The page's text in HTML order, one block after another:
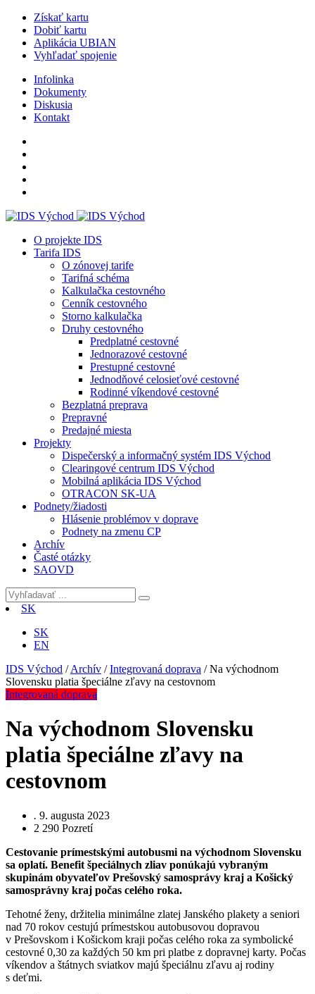
Získať kartu
Dobiť kartu
Aplikácia UBIAN
Vyhľadať spojenie
Infolinka
Dokumenty
Diskusia
Kontakt
O projekte IDS
Tarifa IDS
O zónovej tarife
Tarifná schéma
Kalkulačka cestovného
Cenník cestovného
Storno kalkulačka
Druhy cestovného
Predplatné cestovné
Jednorazové cestovné
Prestupné cestovné
Jednodňové celosieťové cestovné
Rodinné víkendové cestovné
Bezplatná preprava
Prepravné
Predajné miesta
Projekty
Dispečerský a informačný systém IDS Východ
Clearingové centrum IDS Východ
Mobilná aplikácia IDS Východ
OTRACON SK-UA
Podnety/žiadosti
Hlásenie problémov v doprave
Podnety na zmenu CP
Archív
Časté otázky
SAOVD
SK
SK
EN
IDS Východ /Archív /Integrovaná doprava /Na východnom
Slovensku platia špeciálne zľavy na cestovnom
Integrovaná doprava
Na východnom Slovensku
platia špeciálne zľavy na
cestovnom
. 9. augusta 2023
2 290 Pozretí
Cestovanie prímestskými autobusmi na východnom Slovensku
sa oplatí. Benefit špeciálnych zliav ponúkajú vybraným
skupinám obyvateľov Prešovský samosprávy kraj a Košický
samosprávny kraj počas celého roka.
Tehotné ženy, držitelia minimálne zlatej Janského plakety a seniori
nad 70 rokov cestujú prímestskou autobusovou dopravou
v Prešovskom i Košickom kraji počas celého roka za symbolické
cestovné 0,30 za každých 50 km pri platbe z dopravnej karty. Počas
víkendov a štátnych sviatkov majú špeciálnu zľavu aj rodiny
s deťmi.